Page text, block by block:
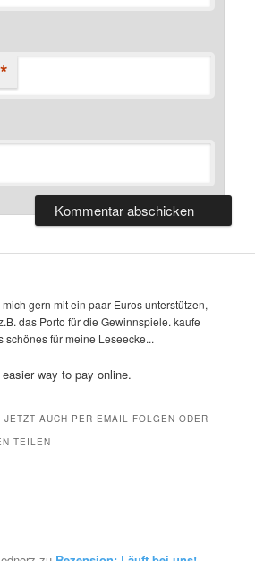
*
gern mit ein paar Euros unterstützen,
das Porto für die Gewinnspiele. kaufe
schönes für meine Leseecke...
JETZT AUCH PER EMAIL FOLGEN ODER
TEILEN